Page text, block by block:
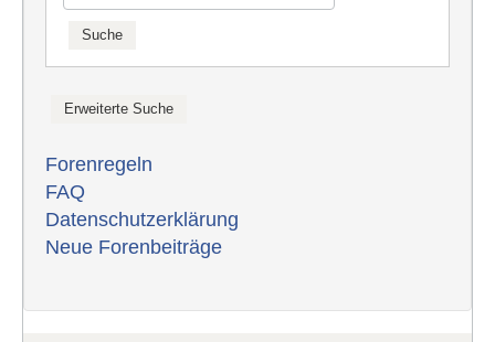
Forenregeln
FAQ
Datenschutzerklärung
Neue Forenbeiträge